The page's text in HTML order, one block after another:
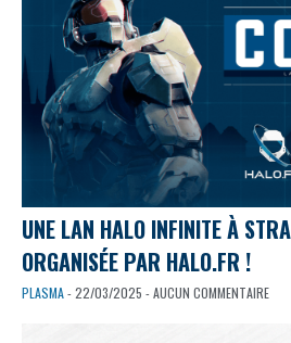
UNE LAN HALO INFINITE À
ORGANISÉE PAR HALO.FR !
PLASMA- 22/03/2025 - AUCUN COMMENTAIRE